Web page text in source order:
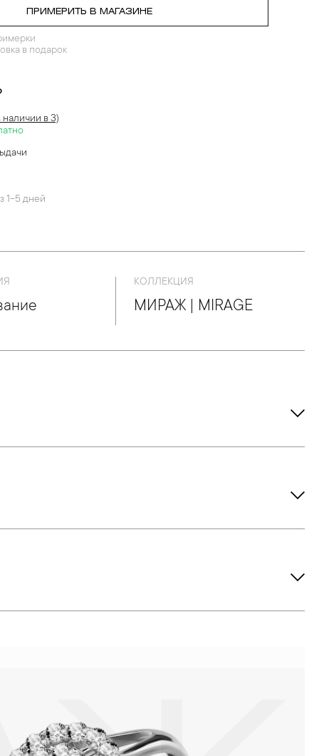
ПРИМЕРИТЬ В МАГАЗИНЕ
в подарок
наличии в 3)
1-5 дней
КОЛЛЕКЦИЯ
МИРАЖ | MIRAGE
Также высокую влажность плохо переносят жемчуг,